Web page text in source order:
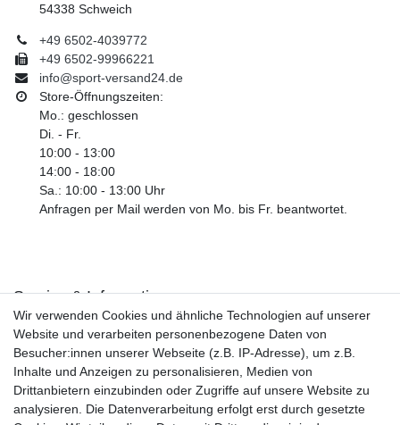
54338 Schweich
+49 6502-4039772
+49 6502-99966221
info@sport-versand24.de
Store-Öffnungszeiten:
Mo.: geschlossen
Di. - Fr.
10:00 - 13:00
14:00 - 18:00
Sa.: 10:00 - 13:00 Uhr
Anfragen per Mail werden von Mo. bis Fr. beantwortet.
Service & Informationen
Kontakt
Retouren
Widerrufsrecht
Widerrufs­formular
Impressum
Daten­schutz­erklärung
Wir verwenden Cookies und ähnliche Technologien auf unserer
Website und verarbeiten personenbezogene Daten von
Besucher:innen unserer Webseite (z.B. IP-Adresse), um z.B.
Inhalte und Anzeigen zu personalisieren, Medien von
Drittanbietern einzubinden oder Zugriffe auf unsere Website zu
analysieren. Die Datenverarbeitung erfolgt erst durch gesetzte